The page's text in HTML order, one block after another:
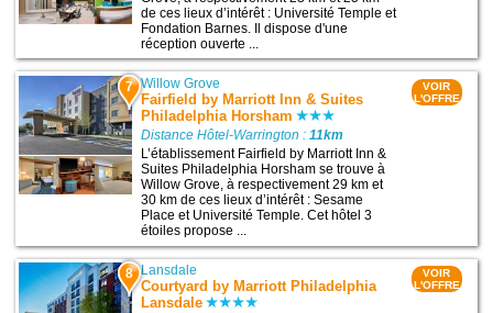
de ces lieux d’intérêt : Université Temple et
Fondation Barnes. Il dispose d'une
réception ouverte ...
7 Willow Grove
Fairfield by Marriott Inn & Suites
Philadelphia Horsham
Distance Hôtel-Warrington :11km
L’établissement Fairfield by Marriott Inn &
Suites Philadelphia Horsham se trouve à
Willow Grove, à respectivement 29 km et
30 km de ces lieux d’intérêt : Sesame
Place et Université Temple. Cet hôtel 3
étoiles propose ...
VOIR
L'OFFRE
8 Lansdale
Courtyard by Marriott Philadelphia
Lansdale
VOIR
L'OFFRE